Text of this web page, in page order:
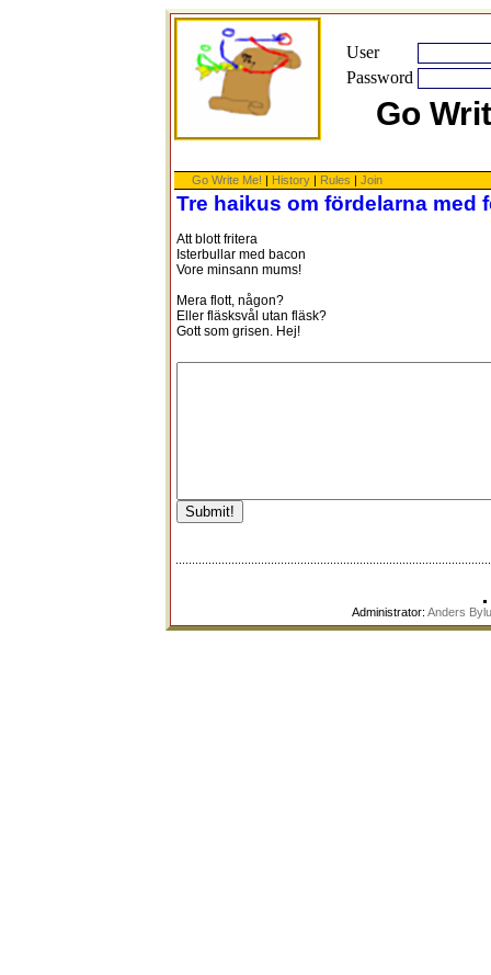
User
Password
Go
Go Write Me! | History | Rules | Join
Tre haikus om fördelarna med
Att blott fritera
Isterbullar med bacon
Vore minsann mums!
Mera flott, någon?
Eller fläsksvål utan fläsk?
Gott som grisen. Hej!
Administrator: Anders